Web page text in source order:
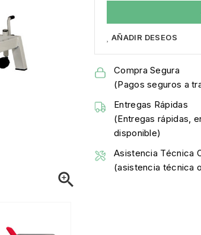

AÑADIR DESEOS
Compra Segura
(Pagos seguros a
Entregas Rápidas
(Entregas rápidas,
disponible)
Asistencia Técnica
(asistencia técnica